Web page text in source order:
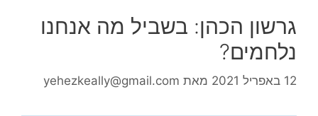
גרשון הכהן: בשביל מה אנחנו
נלחמים?
12 באפריל 2021 מאת yehezkeally@gmail.com